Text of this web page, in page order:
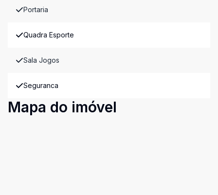
Portaria
Quadra Esporte
Sala Jogos
Seguranca
Mapa do imóvel